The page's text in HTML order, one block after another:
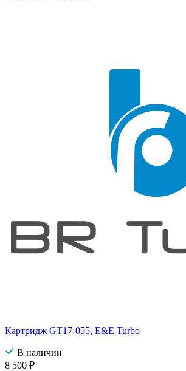
Картридж GT17-055, E&E Turbo
В наличии
8 500 ₽